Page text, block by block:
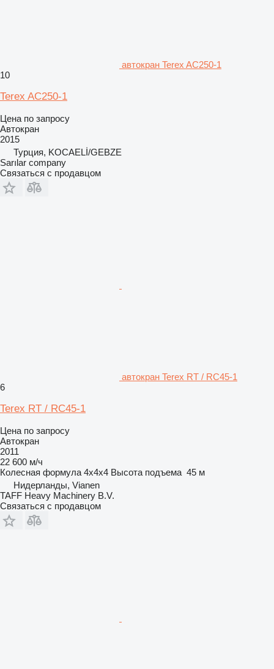
автокран Terex AC250-1
10
Terex AC250-1
Цена по запросу
Автокран
2015
Турция, KOCAELİ/GEBZE
Sarılar company
Связаться с продавцом
автокран Terex RT / RC45-1
6
Terex RT / RC45-1
Цена по запросу
Автокран
2011
22 600 м/ч
Колесная формула 4x4x4 Высота подъема 45 м
Нидерланды, Vianen
TAFF Heavy Machinery B.V.
Связаться с продавцом